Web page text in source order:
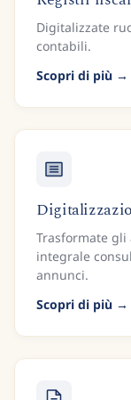
Digitalizzate
contabili.
Scopri di più
Trasformate
integrale
annunci.
Scopri di più